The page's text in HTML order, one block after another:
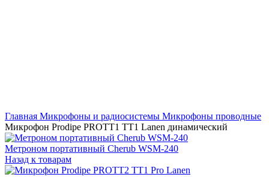
Главная Микрофоны и радиосистемы Микрофоны проводные
Микрофон Prodipe PROTT1 TT1 Lanen динамический
Метроном портативный Cherub WSM-240
Назад к товарам